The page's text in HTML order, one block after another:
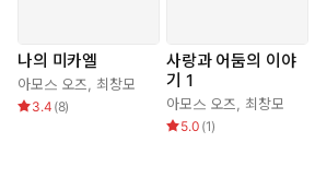
나의 미카엘
아모스 오즈 최창모
3.4 (8)
사랑과 어둠의 이야
기 1
아모스 오즈 최창모
5.0 (1)